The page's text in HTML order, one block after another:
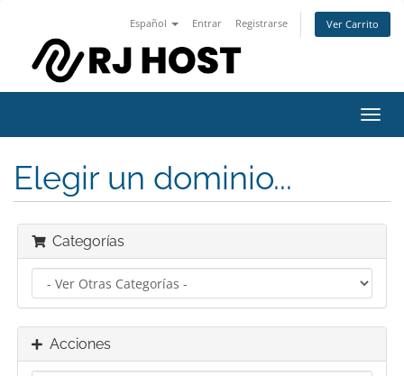
Español Entrar Registrarse Ver Carrito
Elegir un dominio...
Categorías
Acciones